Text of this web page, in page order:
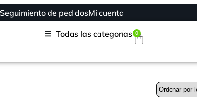
Seguimiento de pedidosMi cuenta
Todas las categorías 0